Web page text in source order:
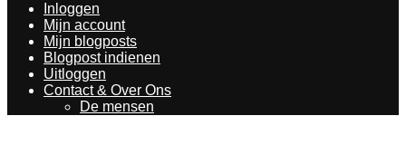
Inloggen
Mijn account
Mijn blogposts
Blogpost indienen
Uitloggen
Contact & Over Ons
De mensen